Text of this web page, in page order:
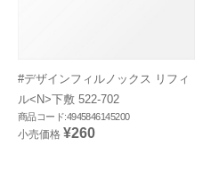
#デザインフィルノックス リフィ
ル<N>下敷 522-702
商品コード:4945846145200
小売価格 ¥260